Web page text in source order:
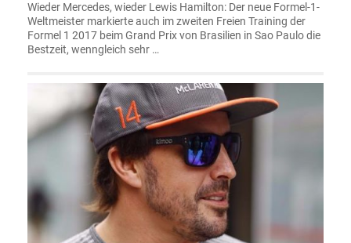
Wieder Mercedes, wieder Lewis Hamilton: Der neue Formel-1-
Weltmeister markierte auch im zweiten Freien Training der
Formel 1 2017 beim Grand Prix von Brasilien in Sao Paulo die
Bestzeit, wenngleich sehr …